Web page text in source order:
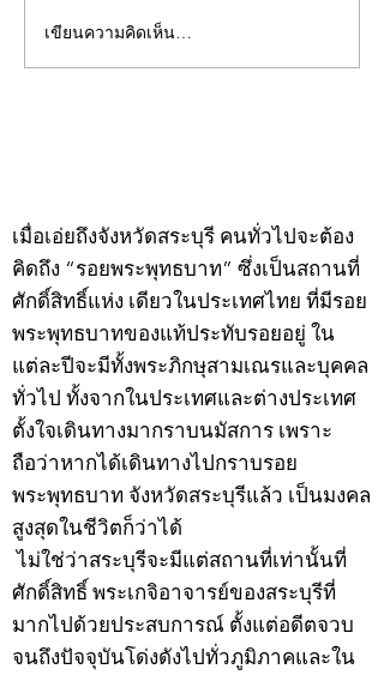
คอลัมน์"จับชีพจรวงการ
พระ"ประจำพุธที่ 29
เขียนความคิดเห็น…
เมื่อเอ่ยถึงจังหวัดสระบุรี คนทั่วไปจะต้อง
คิดถึง “รอยพระพุทธบาท” ซึ่งเป็นสถานที่
ศักดิ์สิทธิ์แห่ง เดียวในประเทศไทย ที่มีรอย
พระพุทธบาทของแท้ประทับรอยอยู่ ใน
แต่ละปีจะมีทั้งพระภิกษุสามเณรและบุคคล
ทั่วไป ทั้งจากในประเทศและต่างประเทศ
ตั้งใจเดินทางมากราบนมัสการ เพราะ
ถือว่าหากได้เดินทางไปกราบรอย
พระพุทธบาท จังหวัดสระบุรีแล้ว เป็นมงคล
สูงสุดในชีวิตก็ว่าได้
ไม่ใช่ว่าสระบุรีจะมีแต่สถานที่เท่านั้นที่
ศักดิ์สิทธิ์ พระเกจิอาจารย์ของสระบุรีที่
มากไปด้วยประสบการณ์ ตั้งแต่อดีตจวบ
จนถึงปัจจุบันโด่งดังไปทั่วภูมิภาคและใน